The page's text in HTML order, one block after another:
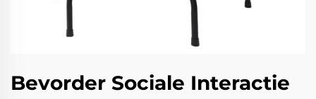
Bevorder Sociale Interactie